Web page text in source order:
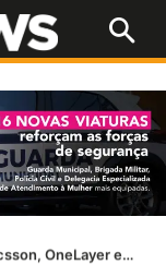
Inter segura o líder Palmeiras e conquista ponto importante fora de casa